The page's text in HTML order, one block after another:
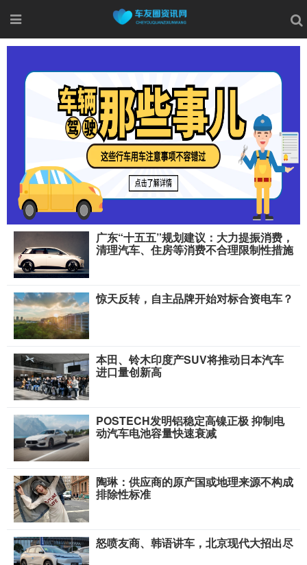
人保车险|车辆驾驶那些事儿
因Autopilot安全漏洞 特斯拉召回200多万辆车
一汽奔腾2023年同比增长59.4% ，累计销售达120666辆
月交付五万辆成就达成！理想汽车2023年共交付37.6万辆
广东“十五五”规划建议：大力提振消费，
清理汽车、住房等消费不合理限制性措施
惊天反转，自主品牌开始对标合资电车？
本田、铃木印度产SUV将推动日本汽车
进口量创新高
POSTECH发明铝稳定高镍正极 抑制电
动汽车电池容量快速衰减
陶琳：供应商的原产国或地理来源不构成
排除性标准
怒喷友商、韩语讲车，北京现代大招出尽